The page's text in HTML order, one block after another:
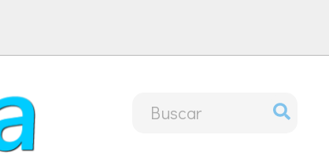
Buscar
por: